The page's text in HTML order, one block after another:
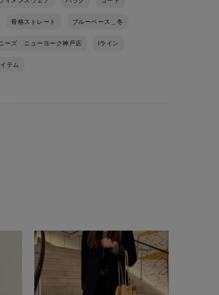
骨格ストレート ブルーベース＿冬
ーズ ニューヨーク神戸店 Iライン
テム